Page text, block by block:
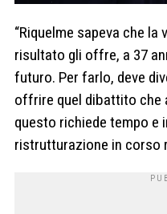
“Riquelme sapeva che la
risultato gli offre, a 37
futuro. Per farlo, deve
offrire quel dibattito che
questo richiede tempo e
ristrutturazione in corso